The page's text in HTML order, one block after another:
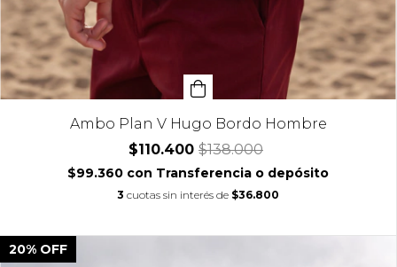
Ambo Plan V Hugo Bordo Hombre
$110.400 $138.000
$99.360 con Transferencia o depósito
3 cuotas sin interés de $36.800
20% OFF